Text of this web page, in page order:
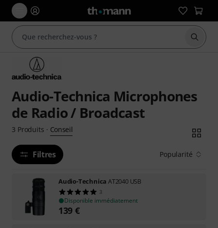
Audio-Technica Microphones
de Radio / Broadcast
3 Produits · Conseil
Filtres Popularité
Audio-Technica AT2040 USB
3
Disponible immédiatement
139 €